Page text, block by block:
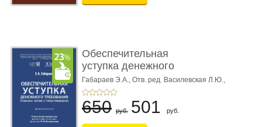
Обеспечительная
уступка денежного
требования ...
Габараев Э.А., Отв. ред. Василевская Л.Ю.,
вступ. сл. Каретина М.Г.
650 руб. 501 руб.